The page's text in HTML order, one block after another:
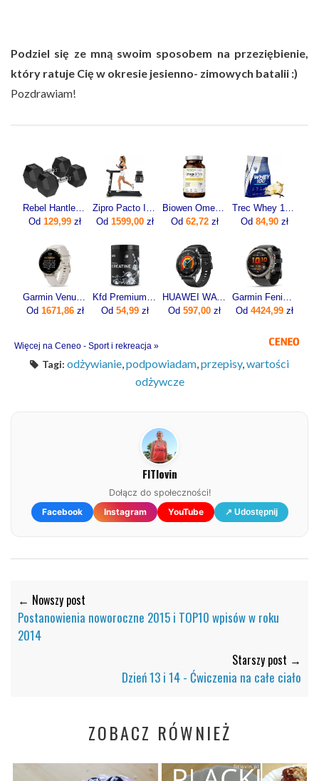
Podziel się ze mną swoim sposobem na przeziębienie,
który ratuje Cię w okresie jesienno- zimowych batalii :)
Pozdrawiam!
Rebel ‎Hantle Hex żeliwne 2 x 12.5 kg
Od 129,99 zł
Zipro Pacto Iconsole+ Bluetooth 5221
Od 1599,00zł
Biowen Omega 3 Forte 90kaps.
Od 62,72zł
Trec Whey 100 700g
Od 84,90zł
Garmin Venu 3s Beżowy (0100278502)
Od 1671,86zł
Kfd Premium Creatine 500g
Od 54,99zł
HUAWEI WATCH GT 5 46mm Active
Od 597,00 zł
Garmin Fenix 8 Pro 51mm Grafitowy
Od 4424,99zł
Więcej na Ceneo - Sport i rekreacja »
Tagi: odżywianie,podpowiadam,przepisy,wartości
odżywcze
FITlovin
Dołącz do społeczności!
Facebook
Instagram YouTube ↗ Udostępnij
← Nowszy post
Postanowienia noworoczne 2015 i TOP10 wpisów w roku
2014
Starszy post →
Dzień 13 i 14 - Ćwiczenia na całe ciało
ZOBACZ RÓWNIEŻ